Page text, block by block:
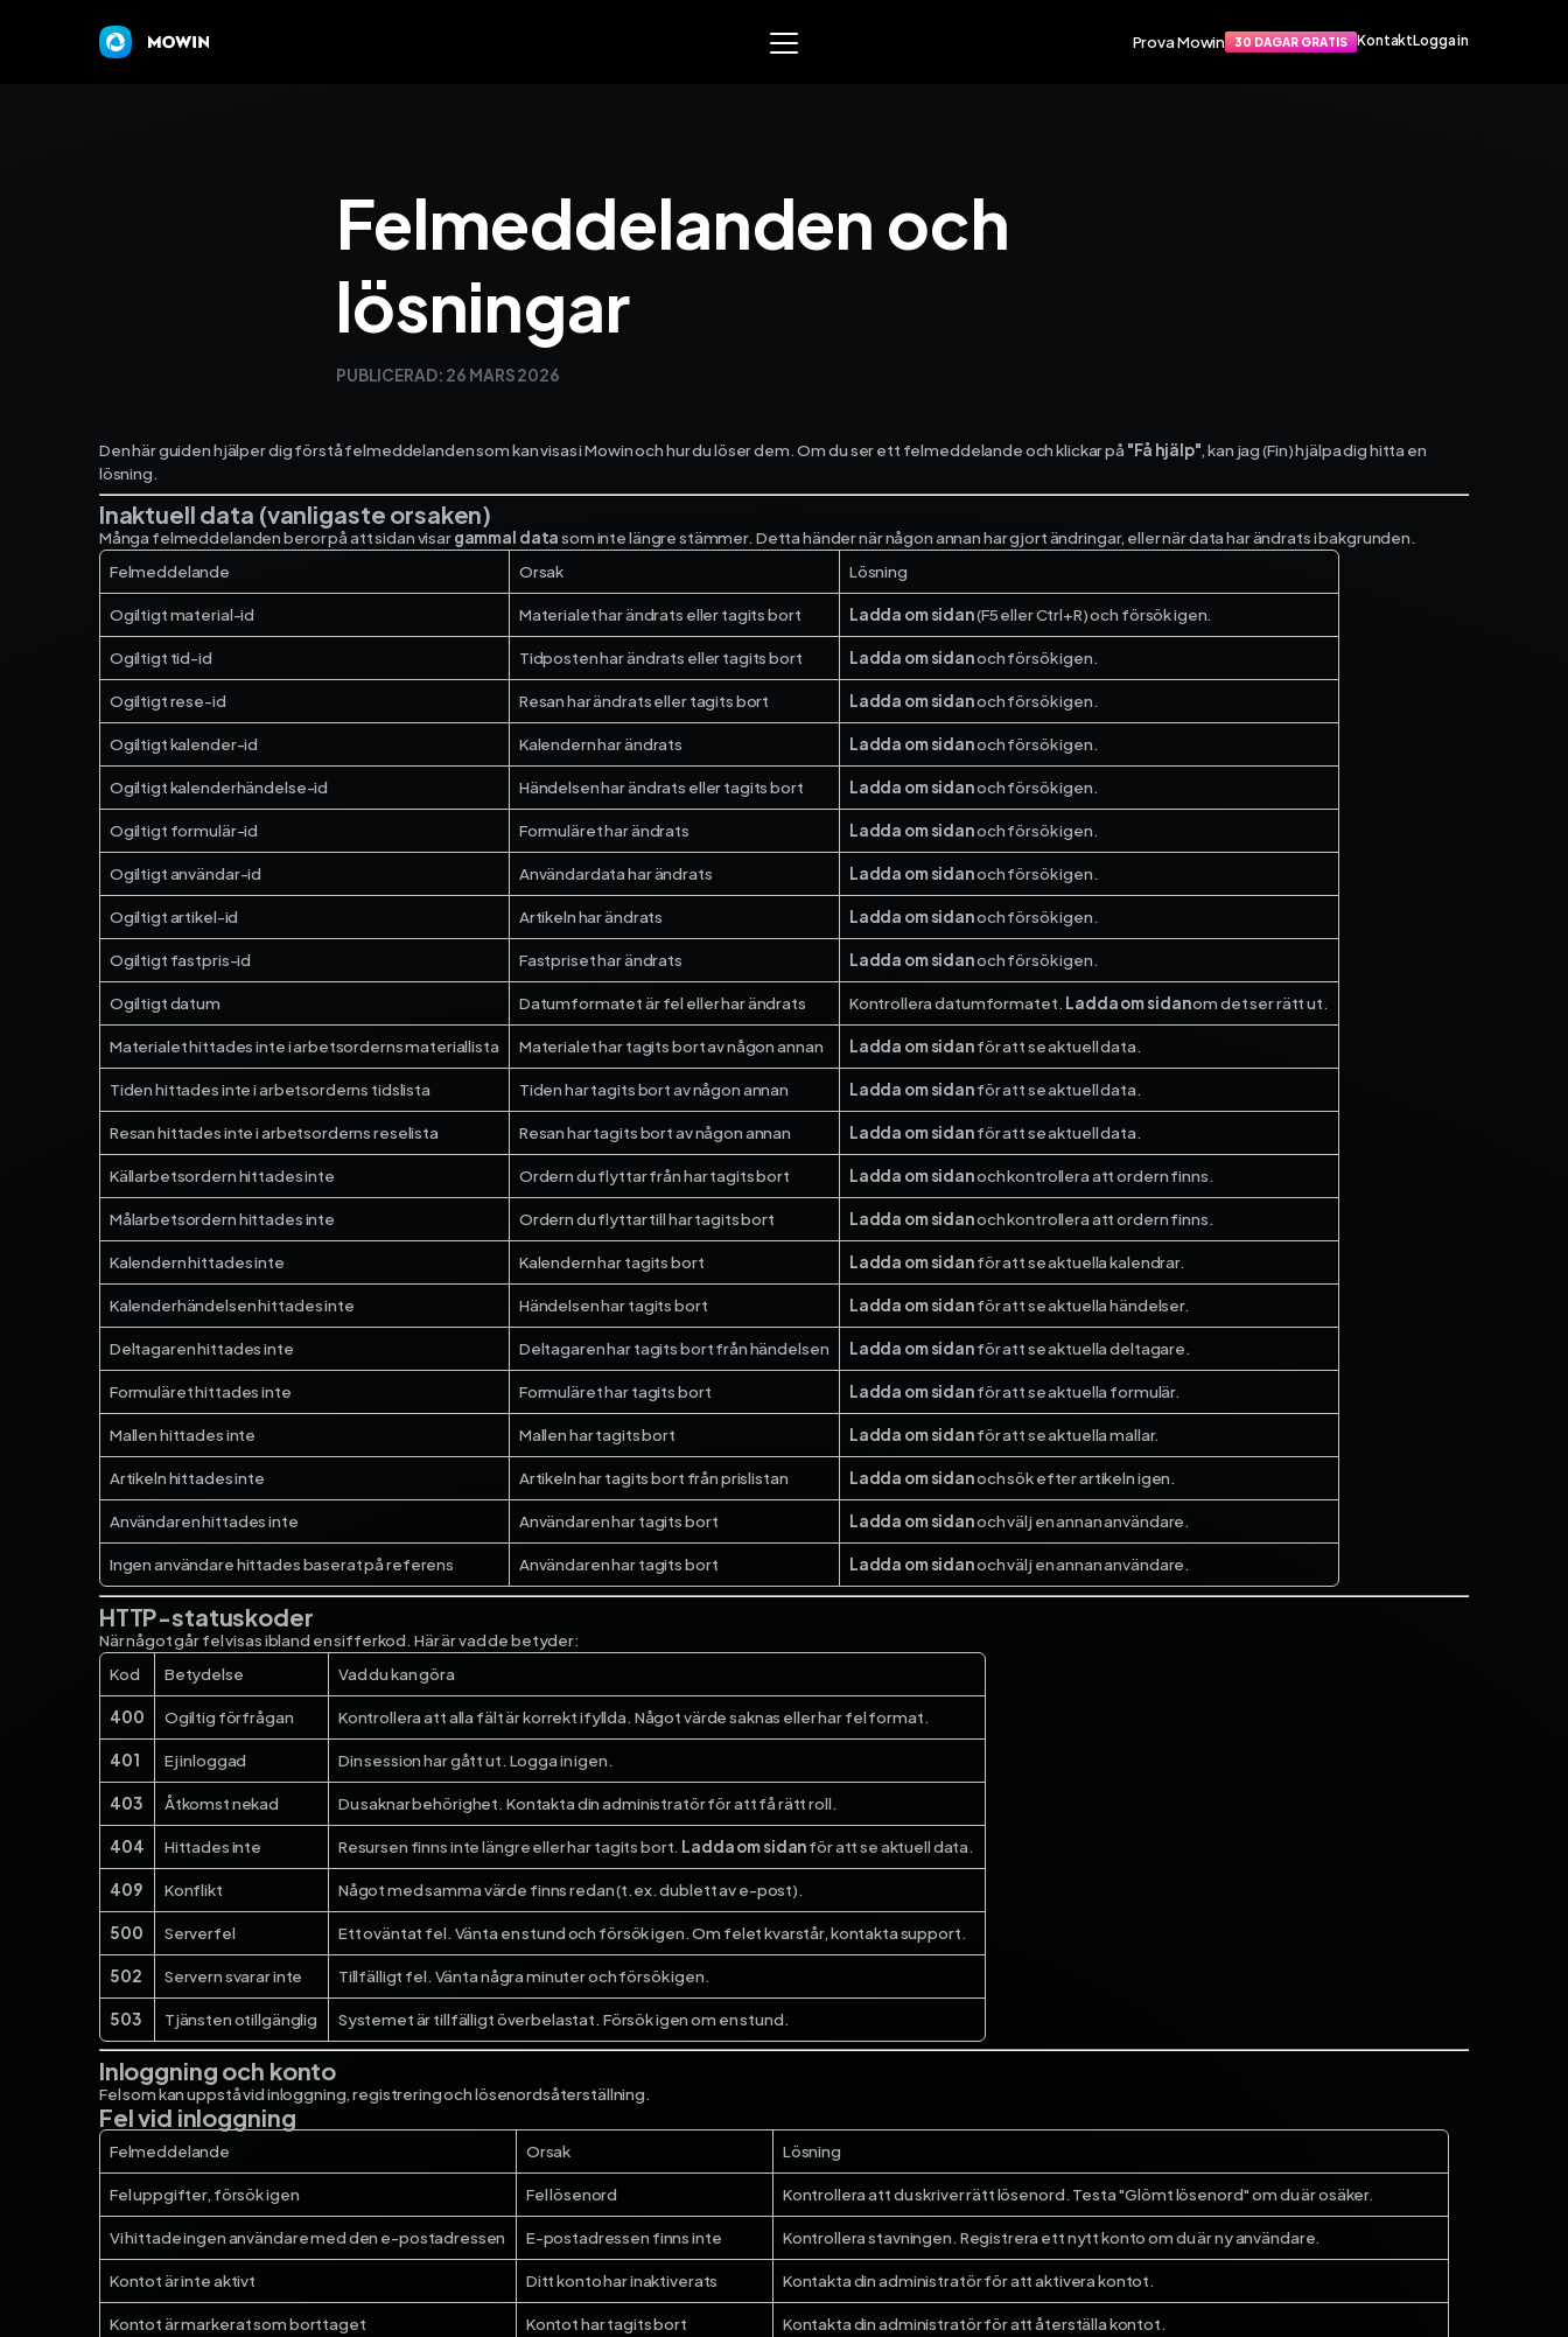
och material­­hantering. Skapat
för EL, VVS och liknande service­
ekonomi­system och få full
start till mål.
Fortnox
Spiris
Visma Administration
Grossister
Signatur
Prova Mowin 30 DAGAR GRATIS KontaktLogga in
Felmeddelanden och
lösningar
PUBLICERAD: 26 MARS 2026
Den här guiden hjälper dig förstå felmeddelanden som kan visas i Mowin och hur du löser dem. Om du ser ett felmeddelande och klickar på "Få hjälp", kan jag (Fin) hjälpa dig hitta en
lösning.
Inaktuell data (vanligaste orsaken)
Många felmeddelanden beror på att sidan visargammal datasom inte längre stämmer. Detta händer när någon annan har gjort ändringar, eller när data har ändrats i bakgrunden.
Felmeddelande
Orsak Lösning
Ogiltigt material-id Materialet har ändrats eller tagits bort Ladda om sidan(F5 eller Ctrl+R) och försök igen.
Ogiltigt tid-id Tidposten har ändrats eller tagits bort Ladda om sidanoch försök igen.
Ogiltigt rese-id Resan har ändrats eller tagits bort Ladda om sidanoch försök igen.
Ogiltigt kalender-id Kalendern har ändrats Ladda om sidanoch försök igen.
Ogiltigt kalenderhändelse-id Händelsen har ändrats eller tagits bort Ladda om sidanoch försök igen.
Ogiltigt formulär-id Formuläret har ändrats Ladda om sidanoch försök igen.
Ogiltigt användar-id Användardata har ändrats Ladda om sidanoch försök igen.
Ogiltigt artikel-id Artikeln har ändrats Ladda om sidanoch försök igen.
Ogiltigt fastpris-id Fastpriset har ändrats Ladda om sidanoch försök igen.
Ogiltigt datum Datumformatet är fel eller har ändrats Kontrollera datumformatet. Ladda om sidanom det ser rätt ut.
Materialet hittades inte i arbetsorderns materiallista Materialet har tagits bort av någon annan Ladda om sidanför att se aktuell data.
Tiden hittades inte i arbetsorderns tidslista Tiden har tagits bort av någon annan Ladda om sidanför att se aktuell data.
Resan hittades inte i arbetsorderns reselista Resan har tagits bort av någon annan Ladda om sidanför att se aktuell data.
Källarbetsordern hittades inte Ordern du flyttar från har tagits bort Ladda om sidanoch kontrollera att ordern finns.
Målarbetsordern hittades inte Ordern du flyttar till har tagits bort Ladda om sidanoch kontrollera att ordern finns.
Kalendern hittades inte Kalendern har tagits bort Ladda om sidanför att se aktuella kalendrar.
Kalenderhändelsen hittades inte Händelsen har tagits bort Ladda om sidanför att se aktuella händelser.
Deltagaren hittades inte Deltagaren har tagits bort från händelsen Ladda om sidanför att se aktuella deltagare.
Formuläret hittades inte Formuläret har tagits bort Ladda om sidanför att se aktuella formulär.
Mallen hittades inte Mallen har tagits bort Ladda om sidanför att se aktuella mallar.
Artikeln hittades inte Artikeln har tagits bort från prislistan Ladda om sidanoch sök efter artikeln igen.
Användaren hittades inte Användaren har tagits bort Ladda om sidanoch välj en annan användare.
Ingen användare hittades baserat på referens Användaren har tagits bort Ladda om sidanoch välj en annan användare.
HTTP-statuskoder
När något går fel visas ibland en sifferkod. Här är vad de betyder:
Kod
Betydelse Vad du kan göra
400 Ogiltig förfrågan Kontrollera att alla fält är korrekt ifyllda. Något värde saknas eller har fel format.
401 Ej inloggad Din session har gått ut. Logga in igen.
403 Åtkomst nekad Du saknar behörighet. Kontakta din administratör för att få rätt roll.
404 Hittades inte Resursen finns inte längre eller har tagits bort. Ladda om sidanför att se aktuell data.
409 Konflikt Något med samma värde finns redan (t.ex. dublett av e-post).
500 Serverfel Ett oväntat fel. Vänta en stund och försök igen. Om felet kvarstår, kontakta support.
502 Servern svarar inte Tillfälligt fel. Vänta några minuter och försök igen.
503 Tjänsten otillgänglig Systemet är tillfälligt överbelastat. Försök igen om en stund.
Inloggning och konto
Fel som kan uppstå vid inloggning, registrering och lösenordsåterställning.
Fel vid inloggning
Felmeddelande Orsak Lösning
Fel uppgifter, försök igen Fel lösenord Kontrollera att du skriver rätt lösenord. Testa "Glömt lösenord" om du är osäker.
Vi hittade ingen användare med den e-postadressen E-postadressen finns inte Kontrollera stavningen. Registrera ett nytt konto om du är ny användare.
Kontot är inte aktivt Ditt konto har inaktiverats Kontakta din administratör för att aktivera kontot.
Kontot är markerat som borttaget Kontot har tagits bort Kontakta din administratör för att återställa kontot.